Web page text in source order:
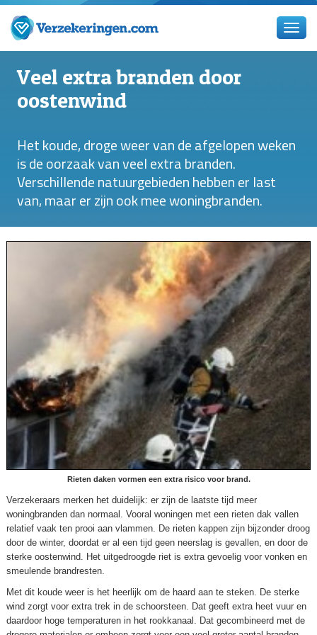
Veel extra branden door
oostenwind
Het koude, droge weer van de afgelopen weken
is de oorzaak van veel extra branden.
Verschillende natuurgebieden hebben er last
van, maar er zijn ook mee woningbranden.
Rieten daken vormen een extra risico voor brand.
Verzekeraars merken het duidelijk: er zijn de laatste tijd meer
woningbranden dan normaal. Vooral woningen met een rieten dak vallen
relatief vaak ten prooi aan vlammen. De rieten kappen zijn bijzonder droog
door de winter, doordat er al een tijd geen neerslag is gevallen, en door de
sterke oostenwind. Het uitgedroogde riet is extra gevoelig voor vonken en
smeulende brandresten.
Met dit koude weer is het heerlijk om de haard aan te steken. De sterke
wind zorgt voor extra trek in de schoorsteen. Dat geeft extra heet vuur en
daardoor hoge temperaturen in het rookkanaal. Dat gecombineerd met de